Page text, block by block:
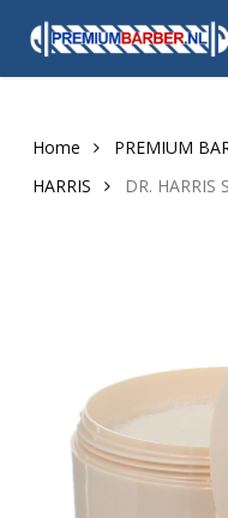
main
Home PREMIUM
HARRIS
DR. HARRIS